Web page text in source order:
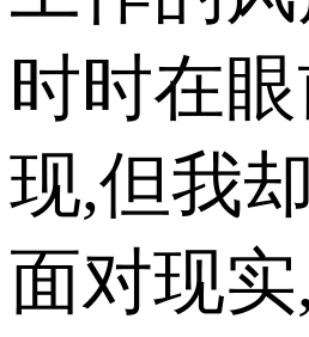
时时在
现,但我
面对现实